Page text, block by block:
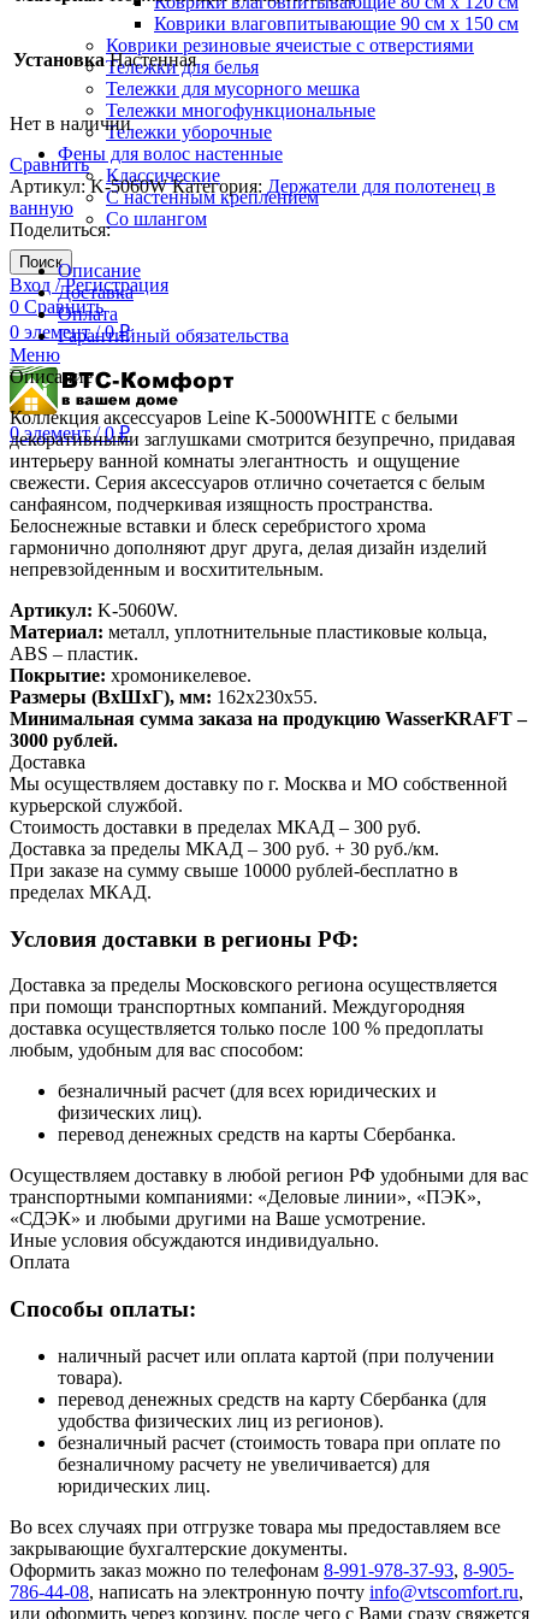
Коврики влаговпитывающие 90 см х 150 см
Коврики резиновые ячеистые с отверстиями
Тележки для белья
Тележки для мусорного мешка
Тележки многофункциональные
Тележки уборочные
Фены для волос настенные
Классические
С настенным креплением
Со шлангом
Поиск
Вход / Регистрация
0 Сравнить
0 элемент / 0₽
Меню
0элемент / 0₽
Установка Настенная
Нет в наличии
Сравнить
Артикул:K-5060WКатегория: Держатели для полотенец в
ванную
Поделиться:
Описание
Доставка
Оплата
Гарантийный обязательства
Описание
Коллекция аксессуаров Leine K-5000WHITE с белыми
декоративными заглушками смотрится безупречно, придавая
интерьеру ванной комнаты элегантность и ощущение
свежести. Серия аксессуаров отлично сочетается с белым
санфаянсом, подчеркивая изящность пространства.
Белоснежные вставки и блеск серебристого хрома
гармонично дополняют друг друга, делая дизайн изделий
непревзойденным и восхитительным.
Артикул: K-5060W.
Материал: металл, уплотнительные пластиковые кольца,
ABS – пластик.
Покрытие: хромоникелевое.
Размеры (ВхШхГ), мм: 162х230х55.
Минимальная сумма заказа на продукцию WasserKRAFT –
3000 рублей.
Доставка
Мы осуществляем доставку по г. Москва и МО собственной
курьерской службой.
Стоимость доставки в пределах МКАД – 300 руб.
Доставка за пределы МКАД – 300 руб. + 30 руб./км.
При заказе на сумму свыше 10000 рублей-бесплатно в
пределах МКАД.
Условия доставки в регионы РФ:
Доставка за пределы Московского региона осуществляется
при помощи транспортных компаний. Междугородняя
доставка осуществляется только после 100 % предоплаты
любым, удобным для вас способом:
безналичный расчет (для всех юридических и
физических лиц).
перевод денежных средств на карты Сбербанка.
Осуществляем доставку в любой регион РФ удобными для вас
транспортными компаниями: «Деловые линии», «ПЭК»,
«СДЭК» и любыми другими на Ваше усмотрение.
Иные условия обсуждаются индивидуально.
Оплата
Способы оплаты:
наличный расчет или оплата картой (при получении
товара).
перевод денежных средств на карту Сбербанка (для
удобства физических лиц из регионов).
безналичный расчет (стоимость товара при оплате по
безналичному расчету не увеличивается) для
юридических лиц.
Во всех случаях при отгрузке товара мы предоставляем все
закрывающие бухгалтерские документы.
Оформить заказ можно по телефонам 8-991-978-37-93, 8-905-
786-44-08, написать на электронную почту info@vtscomfort.ru,
или оформить через корзину, после чего с Вами сразу свяжется